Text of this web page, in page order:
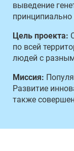
выведение
Цель проекта:
по всей
людей с
Миссия:
Развитие
также